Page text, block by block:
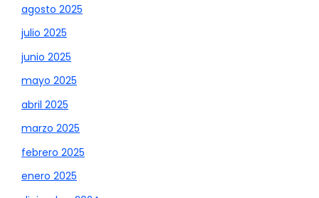
agosto 2025
julio 2025
junio 2025
mayo 2025
abril 2025
marzo 2025
febrero 2025
enero 2025